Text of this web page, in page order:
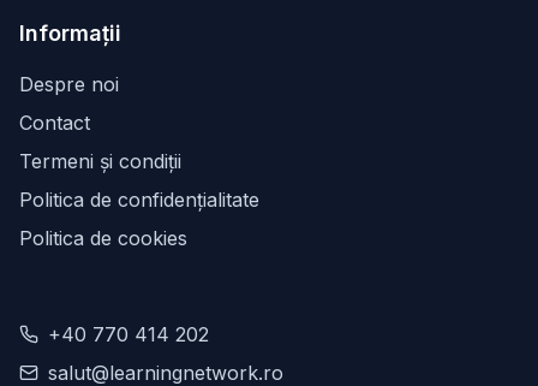
Informații
Despre noi
Contact
Termeni și condiții
Politica de confidențialitate
Politica de cookies
+40 770 414 202
salut@learningnetwork.ro